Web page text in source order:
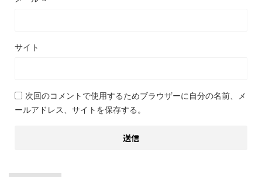
サイト
次回のコメントで使用するためブラウザーに自分の名前、メ
ールアドレス、サイトを保存する。